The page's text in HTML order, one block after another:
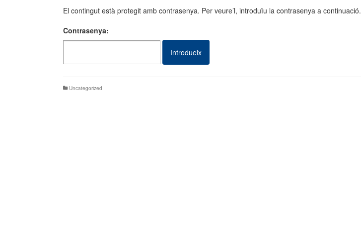
El contingut està protegit amb contrasenya. Per veure’l, introduïu la contrasenya a continuació.
Contrasenya:
Uncategorized